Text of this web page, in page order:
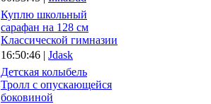
Куплю школьный
сарафан на 128 см
Классической гимназии
16:50:46 | Jdask
Детская колыбель
Тролл с опускающейся
боковиной